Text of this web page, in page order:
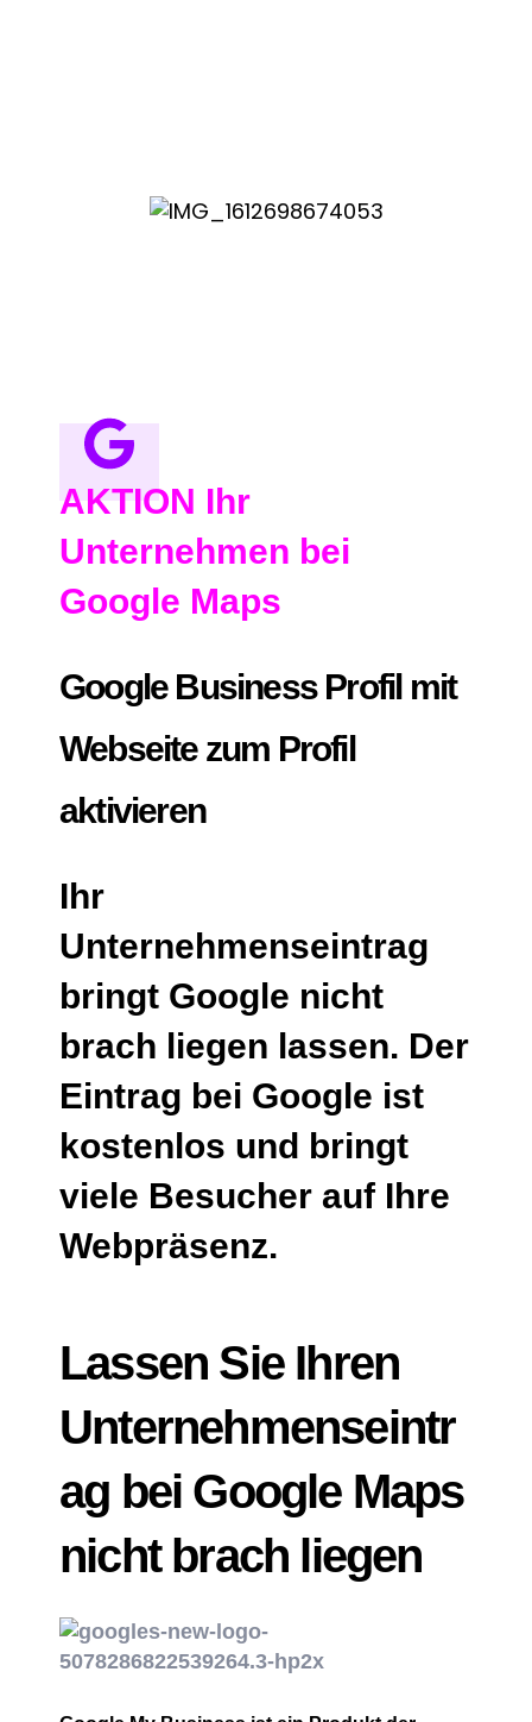
AKTION Ihr
Unternehmen bei
Google Maps
Google Business Profil mit
Webseite zum Profil
aktivieren
Ihr
Unternehmenseintrag
bringt Google nicht
brach liegen lassen. Der
Eintrag bei Google ist
kostenlos und bringt
viele Besucher auf Ihre
Webpräsenz.
Lassen Sie Ihren
Unternehmenseintr
ag bei Google Maps
nicht brach liegen